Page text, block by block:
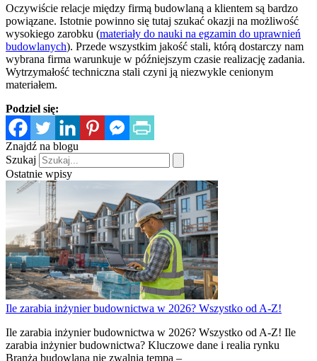
Oczywiście relacje między firmą budowlaną a klientem są bardzo
powiązane. Istotnie powinno się tutaj szukać okazji na możliwość
wysokiego zarobku (materiały do nauki na egzamin do uprawnień
budowlanych). Przede wszystkim jakość stali, którą dostarczy nam
wybrana firma warunkuje w późniejszym czasie realizację zadania.
Wytrzymałość techniczna stali czyni ją niezwykle cenionym
materiałem.
Podziel się:
Znajdź na blogu
Szukaj
Ostatnie wpisy
Ile zarabia inżynier budownictwa w 2026? Wszystko od A-Z!
Ile zarabia inżynier budownictwa w 2026? Wszystko od A-Z! Ile
zarabia inżynier budownictwa? Kluczowe dane i realia rynku
Branża budowlana nie zwalnia tempa –